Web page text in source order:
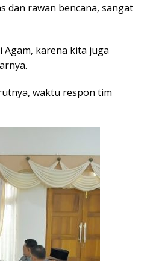
dan rawan bencana, sangat
karena kita juga
waktu respon tim